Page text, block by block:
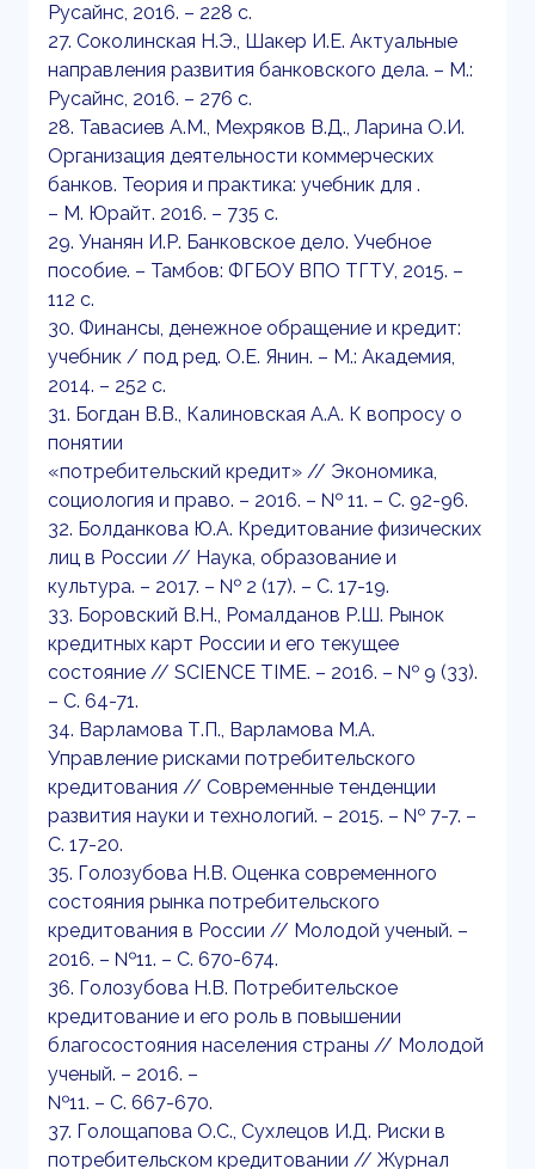
Русайнс, 2016. – 228 с.
27. Соколинская Н.Э., Шакер И.Е. Актуальные
направления развития банковского дела. – М.:
Русайнс, 2016. – 276 с.
28. Тавасиев А.М., Мехряков В.Д., Ларина О.И.
Организация деятельности коммерческих
банков. Теория и практика: учебник для .
– М. Юрайт. 2016. – 735 с.
29. Унанян И.Р. Банковское дело. Учебное
пособие. – Тамбов: ФГБОУ ВПО ТГТУ, 2015. –
112 с.
30. Финансы, денежное обращение и кредит:
учебник / под ред. О.Е. Янин. – М.: Академия,
2014. – 252 с.
31. Богдан В.В., Калиновская А.А. К вопросу о
понятии
«потребительский кредит» // Экономика,
социология и право. – 2016. – № 11. – С. 92-96.
32. Болданкова Ю.А. Кредитование физических
лиц в России // Наука, образование и
культура. – 2017. – № 2 (17). – С. 17-19.
33. Боровский В.Н., Ромалданов Р.Ш. Рынок
кредитных карт России и его текущее
состояние // SCIENCE TIME. – 2016. – № 9 (33).
– С. 64-71.
34. Варламова Т.П., Варламова М.А.
Управление рисками потребительского
кредитования // Современные тенденции
развития науки и технологий. – 2015. – № 7-7. –
С. 17-20.
35. Голозубова Н.В. Оценка современного
состояния рынка потребительского
кредитования в России // Молодой ученый. –
2016. – №11. – С. 670-674.
36. Голозубова Н.В. Потребительское
кредитование и его роль в повышении
благосостояния населения страны // Молодой
ученый. – 2016. –
№11. – С. 667-670.
37. Голощапова О.С., Сухлецов И.Д. Риски в
потребительском кредитовании // Журнал